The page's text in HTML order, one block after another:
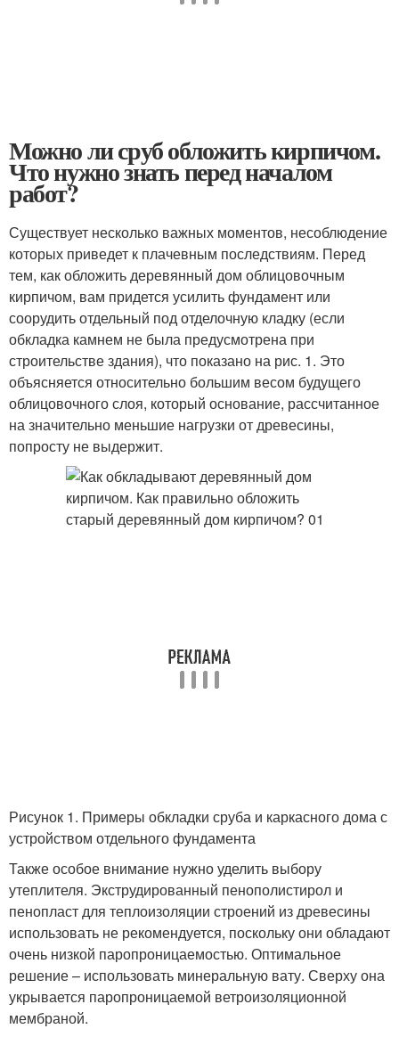
Можно ли сруб обложить кирпичом.
Что нужно знать перед началом
работ?
Существует несколько важных моментов, несоблюдение
которых приведет к плачевным последствиям. Перед
тем, как обложить деревянный дом облицовочным
кирпичом, вам придется усилить фундамент или
соорудить отдельный под отделочную кладку (если
обкладка камнем не была предусмотрена при
строительстве здания), что показано на рис. 1. Это
объясняется относительно большим весом будущего
облицовочного слоя, который основание, рассчитанное
на значительно меньшие нагрузки от древесины,
попросту не выдержит.
Рисунок 1. Примеры обкладки сруба и каркасного дома с
устройством отдельного фундамента
Также особое внимание нужно уделить выбору
утеплителя. Экструдированный пенополистирол и
пенопласт для теплоизоляции строений из древесины
использовать не рекомендуется, поскольку они обладают
очень низкой паропроницаемостью. Оптимальное
решение – использовать минеральную вату. Сверху она
укрывается паропроницаемой ветроизоляционной
мембраной.